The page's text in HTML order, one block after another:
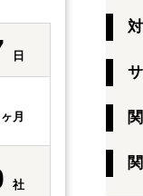
日
ヶ月
社